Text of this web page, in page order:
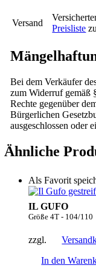
Versand
Preisliste
Bei dem Verkäufer
zum Widerruf gemäß
Rechte gegenüber
Bürgerlichen
ausgeschlossen oder
Ähnliche
Als Favorit
IL GUFO
Größe 4T - 104/110
zzgl.
In den